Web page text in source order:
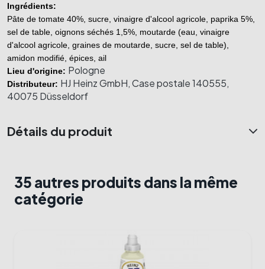
Ingrédients:
Pâte de tomate 40%, sucre, vinaigre d'alcool agricole, paprika 5%,
sel de table, oignons séchés 1,5%, moutarde (eau, vinaigre
d'alcool agricole, graines de moutarde, sucre, sel de table),
amidon modifié, épices, ail
Lieu d'origine: Pologne
Distributeur: HJ Heinz GmbH, Case postale 140555,
40075 Düsseldorf
Détails du produit
35 autres produits dans la même
catégorie